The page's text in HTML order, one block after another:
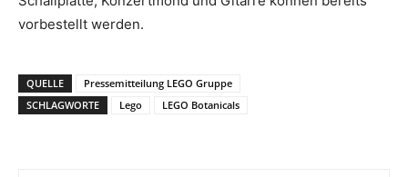
vorbestellt werden.
QUELLE
Pressemitteilung LEGO Gruppe
SCHLAGWORTE
Lego LEGO Botanicals